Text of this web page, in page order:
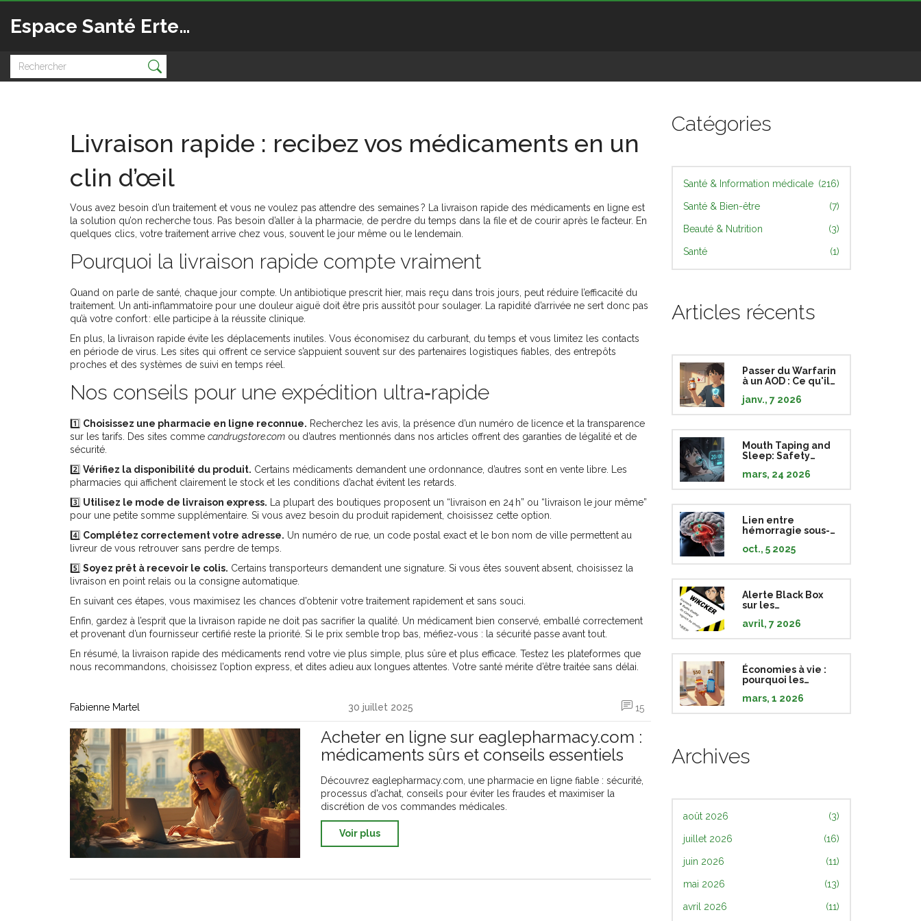
Espace Santé Ertedis
Livraison rapide : recibez vos médicaments en un
clin d’œil
Vous avez besoin d’un traitement et vous ne voulez pas attendre des semaines ? La livraison rapide des médicaments en ligne est
la solution qu’on recherche tous. Pas besoin d’aller à la pharmacie, de perdre du temps dans la file et de courir après le facteur. En
quelques clics, votre traitement arrive chez vous, souvent le jour même ou le lendemain.
Pourquoi la livraison rapide compte vraiment
Quand on parle de santé, chaque jour compte. Un antibiotique prescrit hier, mais reçu dans trois jours, peut réduire l’efficacité du
traitement. Un anti‑inflammatoire pour une douleur aiguë doit être pris aussitôt pour soulager. La rapidité d’arrivée ne sert donc pas
qu’à votre confort : elle participe à la réussite clinique.
En plus, la livraison rapide évite les déplacements inutiles. Vous économisez du carburant, du temps et vous limitez les contacts
en période de virus. Les sites qui offrent ce service s’appuient souvent sur des partenaires logistiques fiables, des entrepôts
proches et des systèmes de suivi en temps réel.
Nos conseils pour une expédition ultra‑rapide
1️⃣ Choisissez une pharmacie en ligne reconnue. Recherchez les avis, la présence d’un numéro de licence et la transparence
sur les tarifs. Des sites comme candrugstore.com ou d’autres mentionnés dans nos articles offrent des garanties de légalité et de
sécurité.
2️⃣ Vérifiez la disponibilité du produit. Certains médicaments demandent une ordonnance, d’autres sont en vente libre. Les
pharmacies qui affichent clairement le stock et les conditions d’achat évitent les retards.
3️⃣ Utilisez le mode de livraison express. La plupart des boutiques proposent un “livraison en 24 h” ou “livraison le jour même”
pour une petite somme supplémentaire. Si vous avez besoin du produit rapidement, choisissez cette option.
4️⃣ Complétez correctement votre adresse. Un numéro de rue, un code postal exact et le bon nom de ville permettent au
livreur de vous retrouver sans perdre de temps.
5️⃣ Soyez prêt à recevoir le colis. Certains transporteurs demandent une signature. Si vous êtes souvent absent, choisissez la
livraison en point relais ou la consigne automatique.
En suivant ces étapes, vous maximisez les chances d’obtenir votre traitement rapidement et sans souci.
Enfin, gardez à l’esprit que la livraison rapide ne doit pas sacrifier la qualité. Un médicament bien conservé, emballé correctement
et provenant d’un fournisseur certifié reste la priorité. Si le prix semble trop bas, méfiez‑vous : la sécurité passe avant tout.
En résumé, la livraison rapide des médicaments rend votre vie plus simple, plus sûre et plus efficace. Testez les plateformes que
nous recommandons, choisissez l’option express, et dites adieu aux longues attentes. Votre santé mérite d’être traitée sans délai.
Fabienne Martel 30 juillet 2025 15
Acheter en ligne sur eaglepharmacy.com :
médicaments sûrs et conseils essentiels
Découvrez eaglepharmacy.com, une pharmacie en ligne fiable : sécurité,
processus d'achat, conseils pour éviter les fraudes et maximiser la
discrétion de vos commandes médicales.
Voir plus
Catégories
Santé & Information médicale (216)
Santé & Bien-être (7)
Beauté & Nutrition (3)
Santé (1)
Articles récents
Passer du Warfarin
à un AOD : Ce qu'il
effets secondaires
et la sécurité
janv., 7 2026
Mouth Taping and
Sleep: Safety
Evidence
mars, 24 2026
Lien entre
hémorragie sous-
trouble de stress
post‑traumatique
oct., 5 2025
Alerte Black Box
sur les
les jeunes :
comprendre les
réalités
avril, 7 2026
Économies à vie :
pourquoi les
essentiels pour la
gestion des
mars, 1 2026
Archives
août 2026 (3)
juillet 2026 (16)
juin 2026 (11)
mai 2026 (13)
avril 2026 (11)